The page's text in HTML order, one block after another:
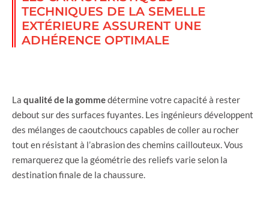
TECHNIQUES DE LA SEMELLE
EXTÉRIEURE ASSURENT UNE
ADHÉRENCE OPTIMALE
La qualité de la gommedétermine votre capacité à rester
debout sur des surfaces fuyantes. Les ingénieurs développent
des mélanges de caoutchoucs capables de coller au rocher
tout en résistant à l’abrasion des chemins caillouteux. Vous
remarquerez que la géométrie des reliefs varie selon la
destination finale de la chaussure.